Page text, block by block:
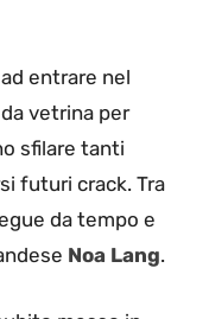
entrare nel
vetrina per
sfilare tanti
futuri crack. Tra
da tempo e
Noa Lang.